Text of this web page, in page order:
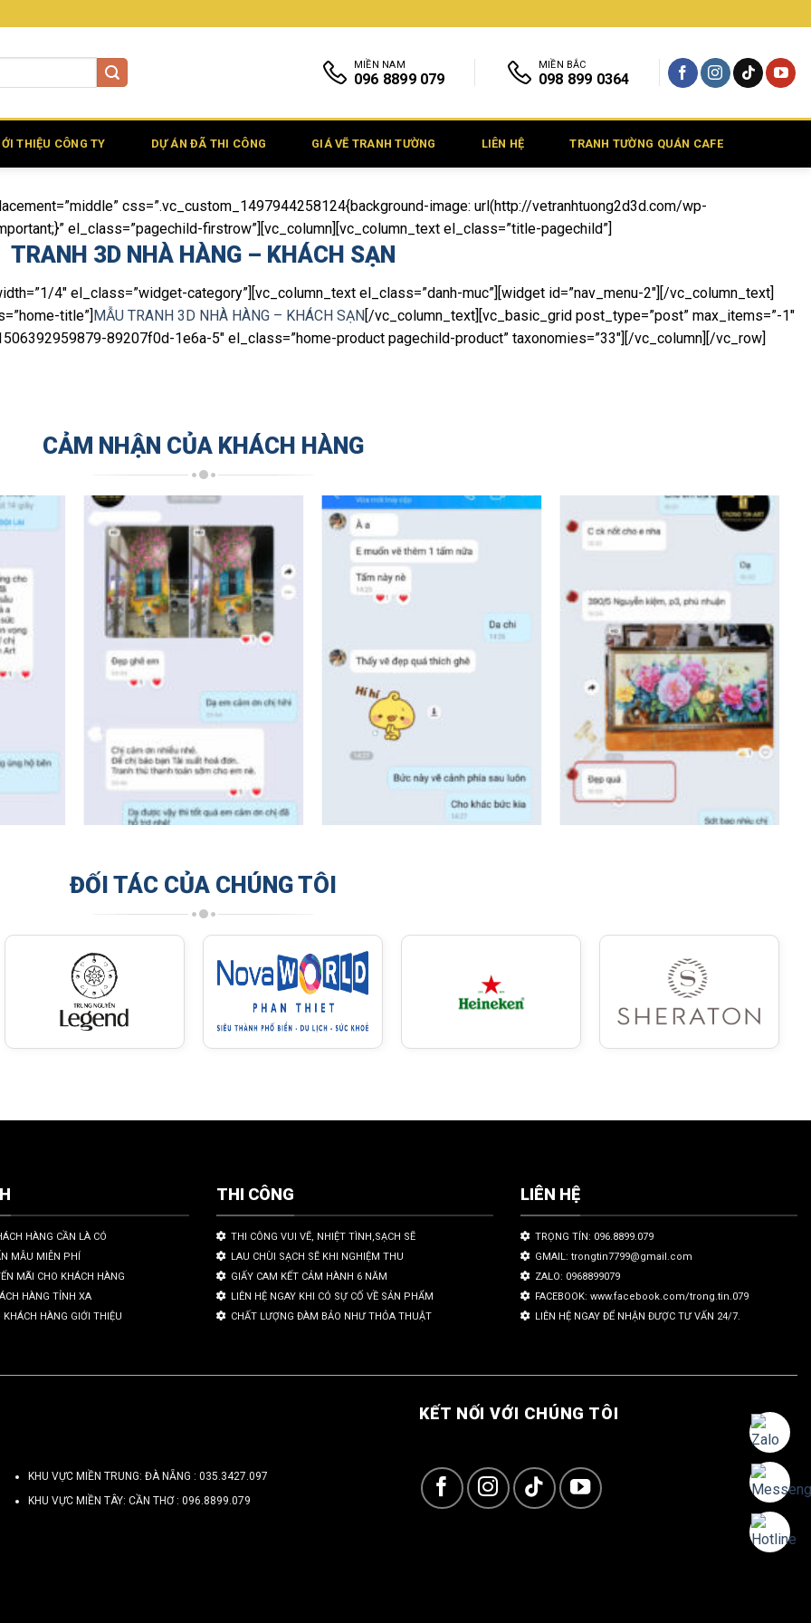
MIỀN NAM
096 8899 079
MIỀN BẮC
098 899 0364
THIỆU CÔNG TY DỰ ÁN ĐÃ THI CÔNG GIÁ VẼ TRANH TƯỜNG LIÊN HỆ TRANH TƯỜNG QUÁN CAFE
css=”.vc_custom_1497944258124{background-image: url(http://vetranhtuong2d3d.com/wp-
el_class=”pagechild-firstrow”][vc_column][vc_column_text el_class=”title-pagechild”]
TRANH 3D NHÀ HÀNG – KHÁCH SẠN
4″ el_class=”widget-category”][vc_column_text el_class=”danh-muc”][widget id=”nav_menu-2″][/vc_column_text]
title”]MẪU TRANH 3D NHÀ HÀNG – KHÁCH SẠN[/vc_column_text][vc_basic_grid post_type=”post” max_items=”-1″
89207f0d-1e6a-5″ el_class=”home-product pagechild-product” taxonomies=”33″][/vc_column][/vc_row]
CẢM NHẬN CỦA KHÁCH HÀNG
ĐỐI TÁC CỦA CHÚNG TÔI
HÀNG CẦN LÀ CÓ
MẪU MIỄN PHÍ
MÃI CHO KHÁCH HÀNG
HÀNG TỈNH XA
HÀNG GIỚI THIỆU
THI CÔNG
THI CÔNG VUI VẼ, NHIỆT TÌNH,SẠCH SẼ
LAU CHÙI SẠCH SẼ KHI NGHIỆM THU
GIẤY CAM KẾT CẢM HÀNH 6 NĂM
LIÊN HỆ NGAY KHI CÓ SỰ CỐ VỀ SẢN PHẨM
CHẤT LƯỢNG ĐÀM BẢO NHƯ THỎA THUẬT
LIÊN HỆ
TRỌNG TÍN: 096.8899.079
GMAIL: trongtin7799@gmail.com
ZALO: 0968899079
FACEBOOK: www.facebook.com/trong.tin.079
LIÊN HỆ NGAY ĐỂ NHẬN ĐƯỢC TƯ VẤN 24/7.
KHU VỰC MIỀN TRUNG: ĐÀ NẴNG : 035.3427.097
KHU VỰC MIỀN TÂY: CẦN THƠ : 096.8899.079
KẾT NỐI VỚI CHÚNG TÔI